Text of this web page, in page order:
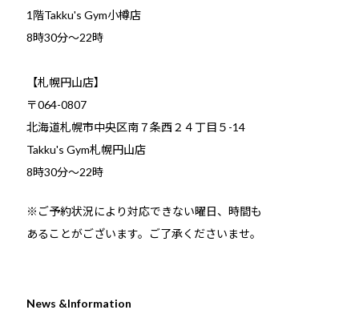
1階Takku's Gym小樽店
​8時30分～22時
【札幌円山店】
〒064-0807
北海道札幌市中央区南７条西２４丁目５-14
Takku's Gym札幌円山店
8時30分～22時
※ご予約状況により対応できない曜日、時間も
あることがございます。ご了承くださいませ。
News &Information